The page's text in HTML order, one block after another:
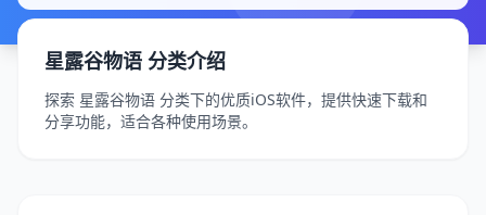
星露谷物语 分类介绍
探索 星露谷物语 分类下的优质iOS软件，提供快速下载和
分享功能，适合各种使用场景。